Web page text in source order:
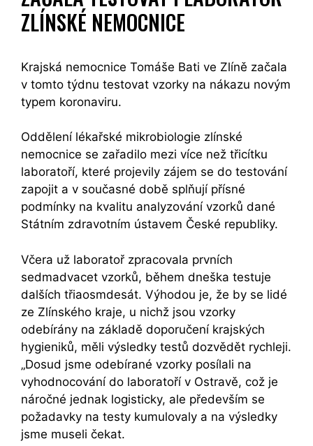
ZLÍNSKÉ NEMOCNICE
Krajská nemocnice Tomáše Bati ve Zlíně začala
v tomto týdnu testovat vzorky na nákazu novým
typem koronaviru.
Oddělení lékařské mikrobiologie zlínské
nemocnice se zařadilo mezi více než třicítku
laboratoří, které projevily zájem se do testování
zapojit a v současné době splňují přísné
podmínky na kvalitu analyzování vzorků dané
Státním zdravotním ústavem České republiky.
Včera už laboratoř zpracovala prvních
sedmadvacet vzorků, během dneška testuje
dalších třiaosmdesát. Výhodou je, že by se lidé
ze Zlínského kraje, u nichž jsou vzorky
odebírány na základě doporučení krajských
hygieniků, měli výsledky testů dozvědět rychleji.
„Dosud jsme odebírané vzorky posílali na
vyhodnocování do laboratoří v Ostravě, což je
náročné jednak logisticky, ale především se
požadavky na testy kumulovaly a na výsledky
jsme museli čekat.